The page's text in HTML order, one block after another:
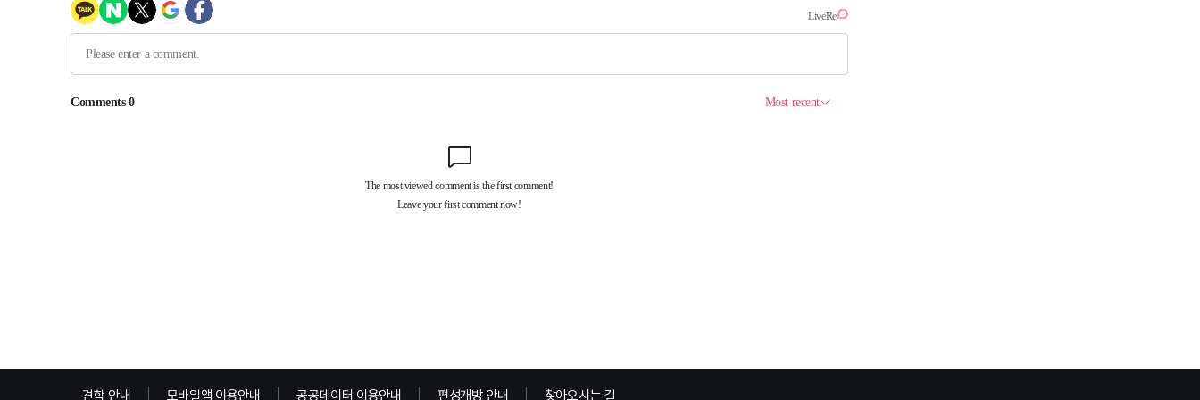
견학 안내 모바일앱 이용안내 공공데이터 이용안내 편성개방 안내 찾아오시는 길